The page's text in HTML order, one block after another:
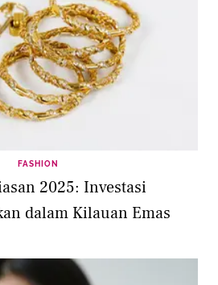
FASHION
2025: Investasi
dalam Kilauan Emas